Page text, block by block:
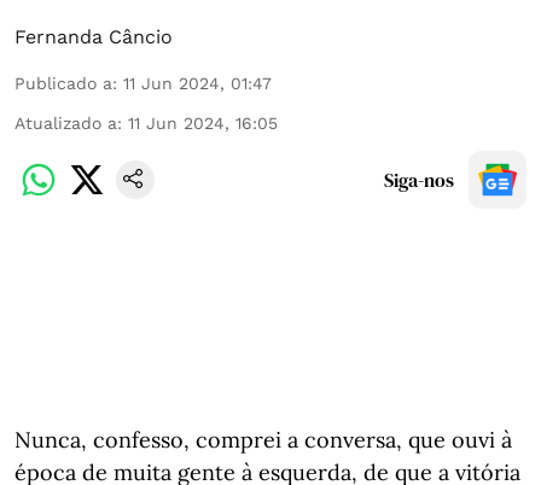
Fernanda Câncio
Publicado a: 11 Jun 2024, 01:47
Atualizado a: 11 Jun 2024, 16:05
Siga-nos
Nunca, confesso, comprei a conversa, que ouvi à
época de muita gente à esquerda, de que a vitória